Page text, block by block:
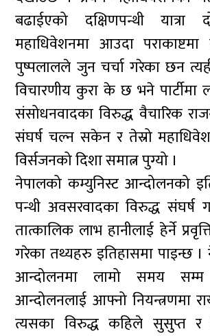
बढाईएको दक्षिणपन्थी यात्रा
महाधिवेशनमा आउदा
पुष्पलालले जुन चर्चा गरेका छन
विचारणीय कुरा के छ भने
संसोधनवादका विरुद्ध वैचारिक
संघर्ष चल्न सकेन र तेस्रो
विर्सजनको दिशा समात्न पुग्यो ।
नेपालको कम्युनिस्ट आन्दोलनको
पन्थी अवसरवादका विरुद्ध संघर्ष
तात्कालिक लाभ हानीलाई हेर्ने
गरेका तथ्यहरु इतिहासमा पाइन्छ ।
आन्दोलनमा लामो समय सम्म
आन्दोलनलाई आफ्नो नियन्त्रणमा
त्यसका विरुद्ध कहिले सुसुप्त